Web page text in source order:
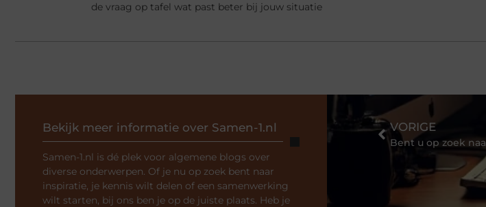
de vraag op tafel wat past beter bij jouw situatie
Bekijk meer informatie over Samen-1.nl
Samen-1.nl is dé plek voor algemene blogs over
diverse onderwerpen. Of je nu op zoek bent naar
inspiratie, je kennis wilt delen of een samenwerking
wilt starten, bij ons ben je op de juiste plaats. Heb je
VORIGE
Bent u op zoek